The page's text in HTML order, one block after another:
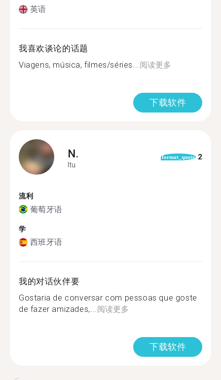
英语
我喜欢谈论的话题
Viagens, música, filmes/séries...阅读更多
下载软件
N.
Itu
format_quote 2
流利
葡萄牙语
学
西班牙语
我的对话伙伴要
Gostaria de conversar com pessoas que goste
de fazer amizades,...阅读更多
下载软件